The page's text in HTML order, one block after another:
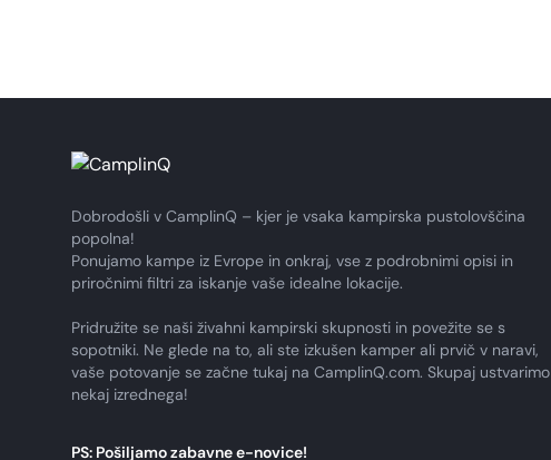
Dobrodošli v CamplinQ – kjer je vsaka kampirska pustolovščina
popolna!
Ponujamo kampe iz Evrope in onkraj, vse z podrobnimi opisi in
priročnimi filtri za iskanje vaše idealne lokacije.
Pridružite se naši živahni kampirski skupnosti in povežite se s
sopotniki. Ne glede na to, ali ste izkušen kamper ali prvič v naravi,
vaše potovanje se začne tukaj na CamplinQ.com. Skupaj ustvarimo
nekaj izrednega!
PS: Pošiljamo zabavne e-novice!